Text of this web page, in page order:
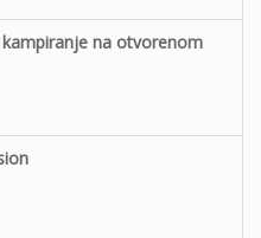
na otvorenom